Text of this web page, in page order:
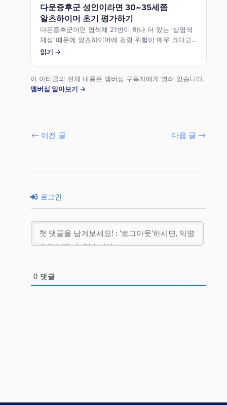
다운증후군 성인이라면 30~35세쯤
알츠하이머 초기 평가하기
다운증후군이면 염색체 21번이 하나 더 있는 ‘삼염색
체성’ 때문에 알츠하이머에 걸릴 위험이 매우 크다고
합니다.
읽기 →
이 아티클의 전체 내용은 멤버십 구독자에게 열려 있습니다.
멤버십 알아보기 →
← 이전 글 다음 글 →
로그인
0 댓글